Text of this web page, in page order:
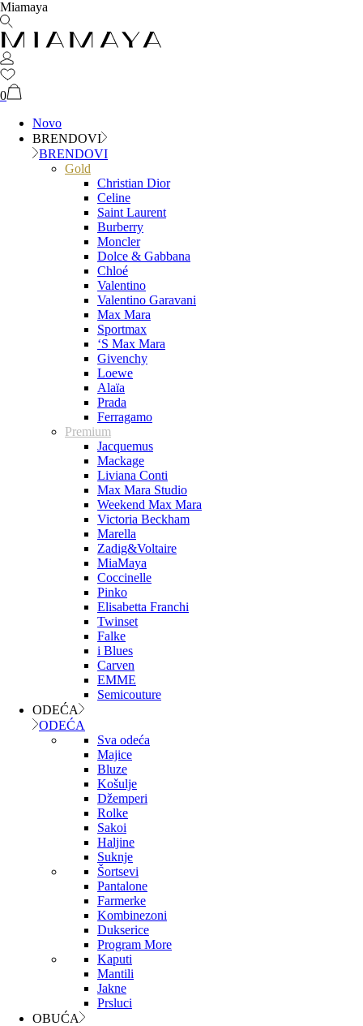
Miamaya
0
Novo
BRENDOVI
BRENDOVI
Gold
Christian Dior
Celine
Saint Laurent
Burberry
Moncler
Dolce & Gabbana
Chloé
Valentino
Valentino Garavani
Max Mara
Sportmax
‘S Max Mara
Givenchy
Loewe
Alaïa
Prada
Ferragamo
Premium
Jacquemus
Mackage
Liviana Conti
Max Mara Studio
Weekend Max Mara
Victoria Beckham
Marella
Zadig&Voltaire
MiaMaya
Coccinelle
Pinko
Elisabetta Franchi
Twinset
Falke
i Blues
Carven
EMME
Semicouture
ODEĆA
ODEĆA
Sva odeća
Majice
Bluze
Košulje
Džemperi
Rolke
Sakoi
Haljine
Suknje
Šortsevi
Pantalone
Farmerke
Kombinezoni
Dukserice
Program More
Kaputi
Mantili
Jakne
Prsluci
OBUĆA